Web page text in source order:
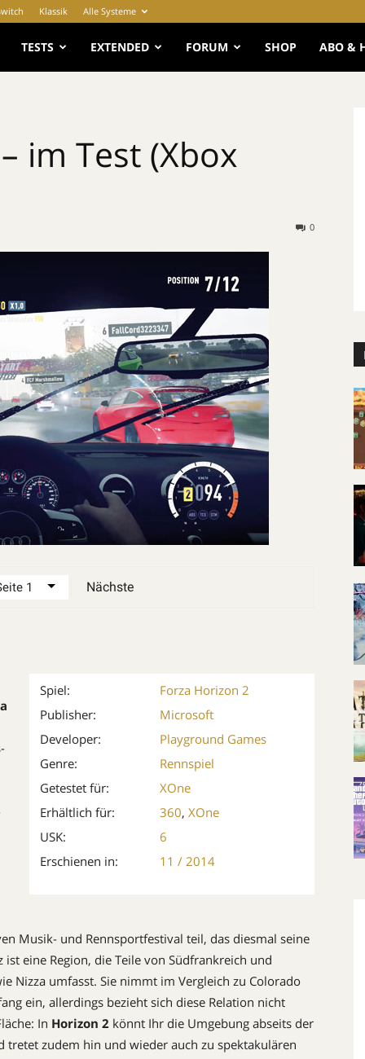
Klassik Alle Systeme
TESTS EXTENDED FORUM SHOP ABO &
im Test (Xbox
0
Nächste
Spiel:
Forza Horizon 2
Publisher:
Microsoft
Developer:
Playground Games
Genre:
Rennspiel
Getestet für:
XOne
Erhältlich für:
360, XOne
USK:
6
Erschienen in:
11 / 2014
Musik- und Rennsportfestival teil, das diesmal seine
eine Region, die Teile von Südfrankreich und
Nizza umfasst. Sie nimmt im Vergleich zu Colorado
ein, allerdings bezieht sich diese Relation nicht
In Horizon 2 könnt Ihr die Umgebung abseits der
zudem hin und wieder auch zu spektakulären